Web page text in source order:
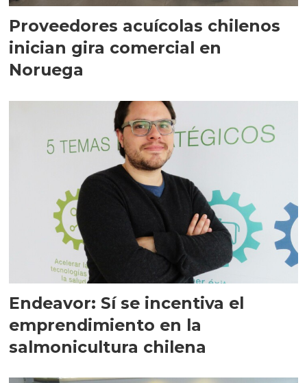
Proveedores acuícolas chilenos
inician gira comercial en
Noruega
Endeavor: Sí se incentiva el
emprendimiento en la
salmonicultura chilena